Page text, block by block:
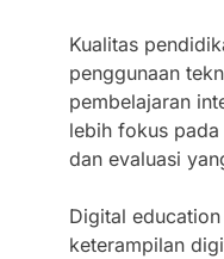
Kualitas
penggunaan
pembelajaran
lebih fokus
dan evaluasi
Digital
keterampilan